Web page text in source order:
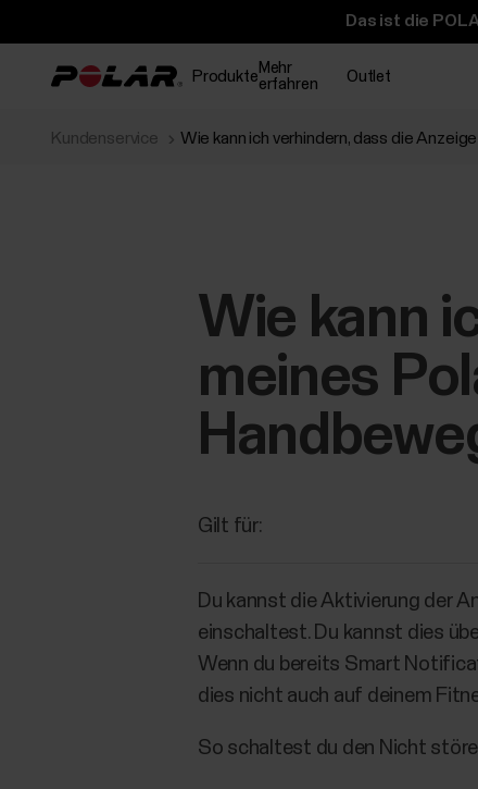
Das ist die
Produkte Mehr
erfahren
Outlet
Kundenservice Wie kann ich verhindern, dass die
Wie kann
meines
Gilt für:
Du kannst die Aktivierung der
einschaltest. Du kannst dies
Wenn du bereits Smart
dies nicht auch auf deinem
So schaltest du den Nicht